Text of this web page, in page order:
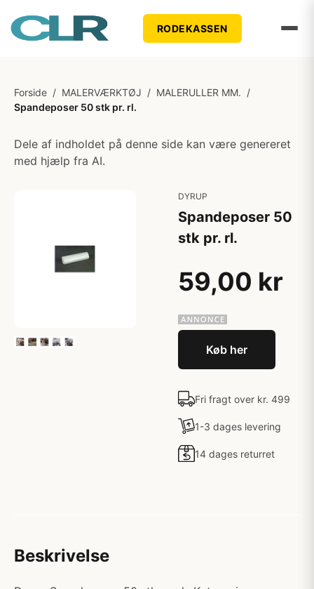
RODEKASSEN
Forside / MALERVÆRKTØJ / MALERULLER MM. /
Spandeposer 50 stk pr. rl.
Dele af indholdet på denne side kan være genereret
med hjælp fra AI.
DYRUP
Spandeposer 50
stk pr. rl.
59,00 kr
Køb her
Fri fragt over kr. 499
1-3 dages levering
14 dages returret
Beskrivelse